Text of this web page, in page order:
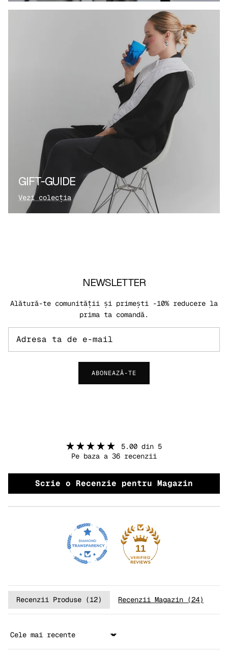
GIFT-GUIDE
Vezi colecția
NEWSLETTER
Alătură-te comunității și primești -10% reducere la
prima ta comandă.
ABONEAZĂ-TE
5.00 din 5
Pe baza a 36 recenzii
Scrie o Recenzie pentru Magazin
11
Recenzii Produse (12) Recenzii Magazin (24)
Sort by